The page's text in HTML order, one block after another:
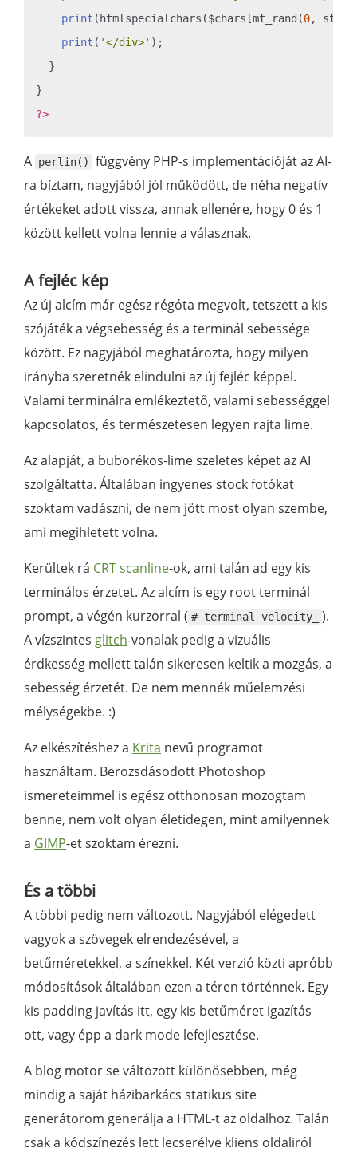
print (htmlspecialchars($chars[mt_rand(0,
print ( '</div>' );
  }
?>
A perlin()
függvény PHP-s implementációját az AI-
ra bíztam, nagyjából jól működött, de néha negatív
értékeket adott vissza, annak ellenére, hogy 0 és 1
között kellett volna lennie a válasznak.
A fejléc kép
Az új alcím már egész régóta megvolt, tetszett a kis
szójáték a végsebesség és a terminál sebessége
között. Ez nagyjából meghatározta, hogy milyen
irányba szeretnék elindulni az új fejléc képpel.
Valami terminálra emlékeztető, valami sebességgel
kapcsolatos, és természetesen legyen rajta lime.
Az alapját, a buborékos-lime szeletes képet az AI
szolgáltatta. Általában ingyenes stock fotókat
szoktam vadászni, de nem jött most olyan szembe,
ami megihletett volna.
Kerültek rá CRT scanline-ok, ami talán ad egy kis
terminálos érzetet. Az alcím is egy root terminál
prompt, a végén kurzorral ( # terminal velocity_
).
A vízszintes glitch-vonalak pedig a vizuális
érdkesség mellett talán sikeresen keltik a mozgás, a
sebesség érzetét. De nem mennék műelemzési
mélységekbe. :)
Az elkészítéshez a Krita nevű programot
használtam. Berozsdásodott Photoshop
ismereteimmel is egész otthonosan mozogtam
benne, nem volt olyan életidegen, mint amilyennek
a GIMP-et szoktam érezni.
És a többi
A többi pedig nem változott. Nagyjából elégedett
vagyok a szövegek elrendezésével, a
betűméretekkel, a színekkel. Két verzió közti apróbb
módosítások általában ezen a téren történnek. Egy
kis padding javítás itt, egy kis betűméret igazítás
ott, vagy épp a dark mode lefejlesztése.
A blog motor se változott különösebben, még
mindig a saját házibarkács statikus site
generátorom generálja a HTML-t az oldalhoz. Talán
csak a kódszínezés lett lecserélve kliens oldaliról